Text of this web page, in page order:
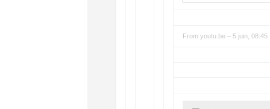
From youtu.be – 5 juin, 08:45